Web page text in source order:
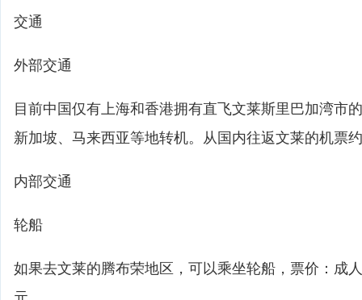
交通
外部交通
目前中国仅有上海和香港拥有直飞文莱斯里巴加湾市
新加坡、马来西亚等地转机。从国内往返文莱的机票
内部交通
轮船
如果去文莱的腾布荣地区，可以乘坐轮船，票价：成